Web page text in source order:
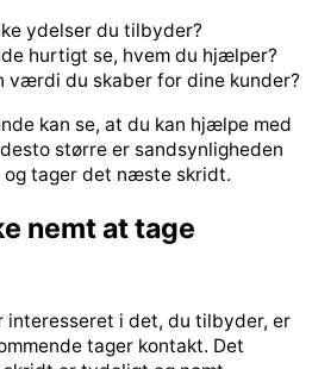
ydelser du tilbyder?
hurtigt se, hvem du hjælper?
værdi du skaber for dine kunder?
kan se, at du kan hjælpe med
større er sandsynligheden
tager det næste skridt.
nemt at tage
interesseret i det, du tilbyder, er
tager kontakt. Det